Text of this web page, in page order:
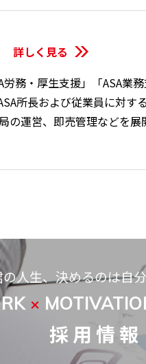
労務・厚生支援」「ASA
所長および従業員に対
の運営、即売管理などを展
の人生、決めるのは自
×
採 用 情 報